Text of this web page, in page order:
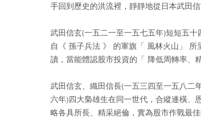
手回到歷史的洪流裡，靜靜地從日本武田
武田信玄(一五二一至一五七五年)短短五
自《 孫子兵法 》 的軍旗「 風林火山」
讀，當能體認股市投資的「 降低周轉率、
武田信玄、織田信長(一五三四至一五八二
六年)四大梟雄生在同一世代，合縱連橫、
略各具所長、精采絕倫，實為股市作戰最佳